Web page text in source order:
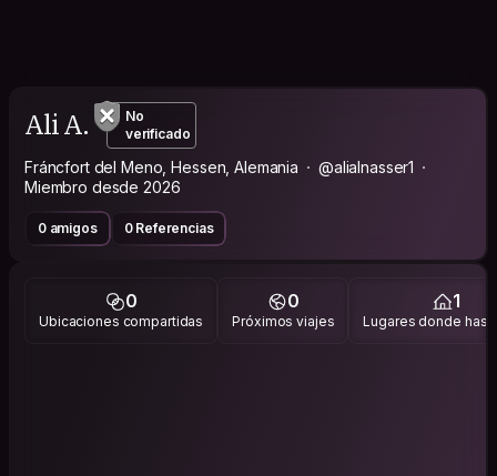
Ali A.
No
verificado
Fráncfort del Meno, Hessen, Alemania
@alialnasser1
Miembro desde 2026
0 amigos 0 Referencias
0
Ubicaciones compartidas
0
Próximos viajes
1
Lugares donde has